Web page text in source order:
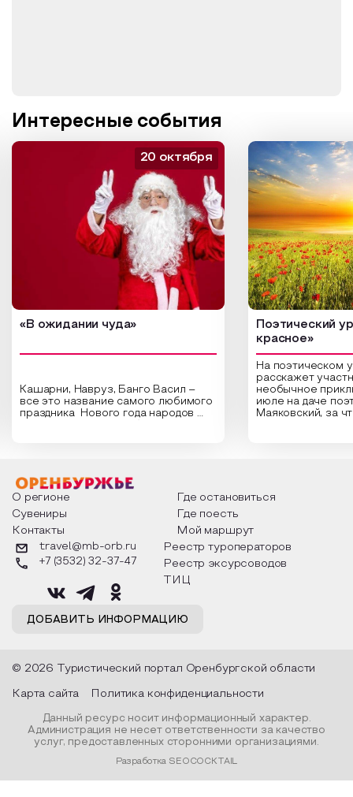
Интересные события
«В ожидании чуда»
Кашарни, Навруз, Банго Васил –
все это название самого любимого
праздника Нового года народов
о том, как встречают новый год в
разных уголках страны, какие
обряды совершают на удачу и
благополучие, в чем схожи и
различаются традиции. Кто такой
Дед Мороз и откуда он пришел, как
его называют в разных уголках
страны и как появились елочные
20 октября
Поэтический
красное»
На поэтическом
расскажет
необычное
июле на даче
Маяковский, за
Твардовского и
каждой строчке
восхищение
яркому времени
О регионе
Где остановиться
Сувениры
Где поесть
Контакты
Мой маршрут
ДОБАВИТЬ ИНФОРМАЦИЮ
travel@mb-orb.ru
+7 (3532) 32-37-47
Реестр туроператоров
Реестр эксурсоводов
ТИЦ
© 2026 Туристический портал Оренбургской области
Карта сайта Политика конфиденциальности
Данный ресурс носит информационный характер.
Администрация не несет ответственности за качество
услуг, предоставленных сторонними организациями.
Разработка SEOCOCKTAIL